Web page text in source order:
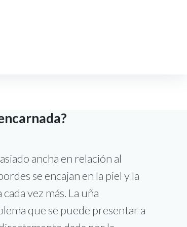
ancha en relación al
se encajan en la piel y la
vez más. La uña
que se puede presentar a